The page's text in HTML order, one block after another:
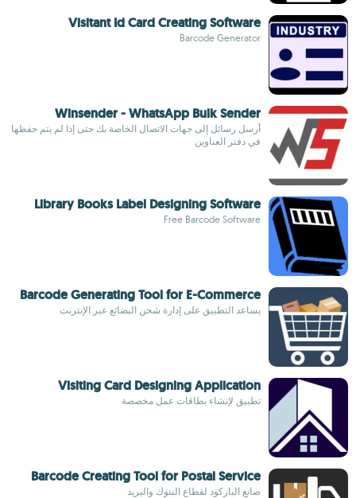
Visitant Id Card Creating Software
Barcode Generator
Winsender - WhatsApp Bulk Sender
أرسل رسائل إلى جهات الاتصال الخاصة بك حتى إذا لم يتم حفظها
في دفتر العناوين
Library Books Label Designing Software
Free Barcode Software
Barcode Generating Tool for E-Commerce
يساعد التطبيق على إدارة شحن البضائع عبر الإنترنت
Visiting Card Designing Application
تطبيق لإنشاء بطاقات عمل مخصصة
Barcode Creating Tool for Postal Service
صانع الباركود لقطاع البنوك والبريد